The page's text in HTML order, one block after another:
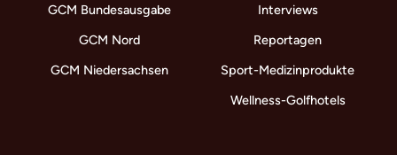
GCM Bundesausgabe
GCM Nord
GCM Niedersachsen
Interviews
Reportagen
Sport-Medizinprodukte
Wellness-Golfhotels